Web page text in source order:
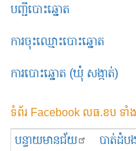
បញ្ជីបោះឆ្នោត
ការចុះឈ្មោះបោះឆ្នោត
ការបោះឆ្នោត (ឃុំ សង្កាត់)
ទំព័រ Facebook លធ.ខប ទាំ
បន្ទាយមានជ័យ បាត់ដំប